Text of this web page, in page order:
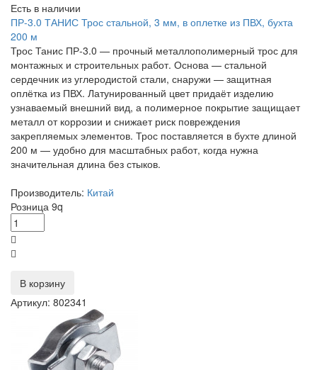
Есть в наличии
ПР-3.0 ТАНИС Трос стальной, 3 мм, в оплетке из ПВХ, бухта
200 м
Трос Танис ПР‑3.0 — прочный металлополимерный трос для
монтажных и строительных работ. Основа — стальной
сердечник из углеродистой стали, снаружи — защитная
оплётка из ПВХ. Латунированный цвет придаёт изделию
узнаваемый внешний вид, а полимерное покрытие защищает
металл от коррозии и снижает риск повреждения
закрепляемых элементов. Трос поставляется в бухте длиной
200 м — удобно для масштабных работ, когда нужна
значительная длина без стыков.
Производитель: Китай
Розница 9q
В корзину
Артикул: 802341